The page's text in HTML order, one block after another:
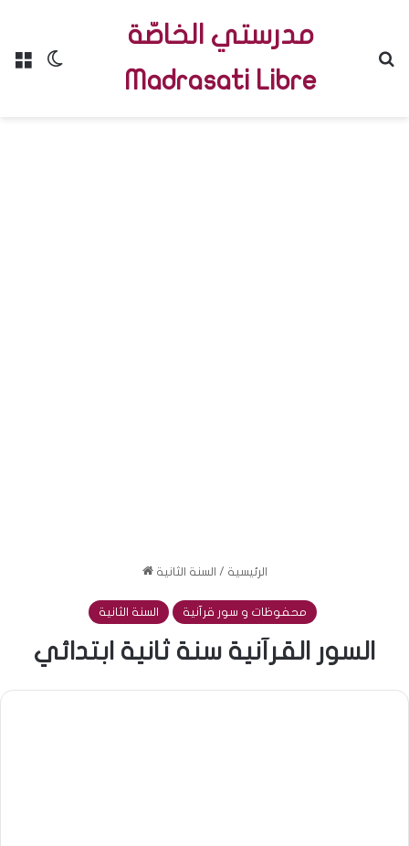
Menu
مدرستي الخاصّة
Madrasati Libre
الرئيسية / السنة الثانية
السنة الثانية محفوظات و سور قرآنية
السور القرآنية سنة ثانية ابتدائي